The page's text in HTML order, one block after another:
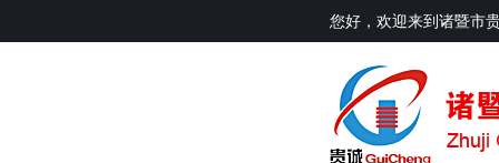
您好，欢迎来到诸暨市